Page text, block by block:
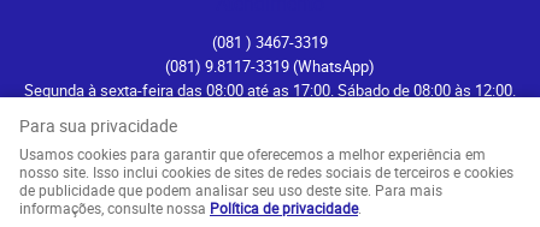
(081 ) 3467-3319
(081) 9.8117-3319(WhatsApp)
Segunda à sexta-feira das 08:00 até as 17:00. Sábado de 08:00 às 12:00.
Endereço
Avenida Herculano Bandeira, 476-Pina, Recife -PE
CEP: 51110-131
Para sua privacidade
Usamos cookies para garantir que oferecemos a melhor experiência em
nosso site. Isso inclui cookies de sites de redes sociais de terceiros e cookies
de publicidade que podem analisar seu uso deste site. Para mais
informações, consulte nossa Política de privacidade.